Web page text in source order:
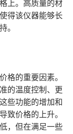
上。高质量的材
得该仪器能够长
。
格的重要因素。
的温度控制、更
些功能的增加和
致价格的上升。
，但在满足一些